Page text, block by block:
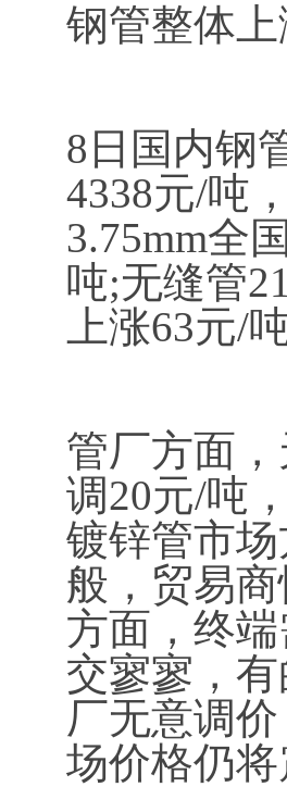
钢管整体
8日国内钢
4338元/吨
3.75mm全
吨;无缝管
上涨63元/
管厂方面
调20元/吨
镀锌管市
般，贸易
方面，终
交寥寥，
厂无意调
场价格仍